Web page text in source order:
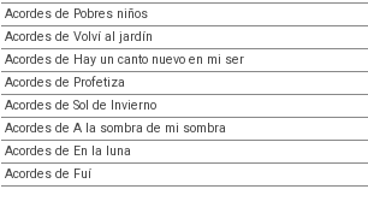
Acordes de Pobres niños
Acordes de Volví al jardín
Acordes de Hay un canto nuevo en mi ser
Acordes de Profetiza
Acordes de Sol de Invierno
Acordes de A la sombra de mi sombra
Acordes de En la luna
Acordes de Fuí